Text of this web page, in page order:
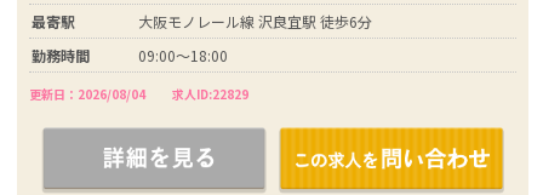
最寄駅
大阪モノレール線 沢良宜駅 徒歩6分
勤務時間
09:00～18:00
更新日：2026/08/04 求人ID:22829